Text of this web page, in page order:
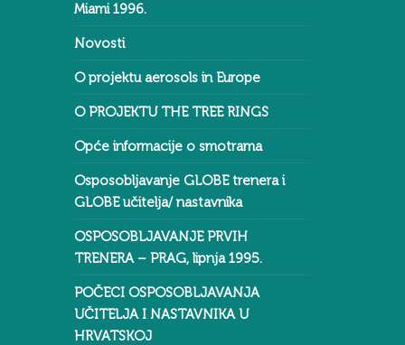
Miami 1996.
Novosti
O projektu aerosols in Europe
O PROJEKTU THE TREE RINGS
Opće informacije o smotrama
Osposobljavanje GLOBE trenera i
GLOBE učitelja/ nastavnika
OSPOSOBLJAVANJE PRVIH
TRENERA – PRAG, lipnja 1995.
POČECI OSPOSOBLJAVANJA
UČITELJA I NASTAVNIKA U
HRVATSKOJ